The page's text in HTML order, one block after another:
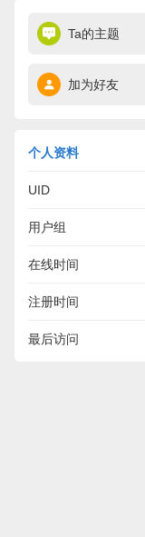
Ta的主题
加为好友
个人资料
UID
用户组
在线时间
注册时间
最后访问